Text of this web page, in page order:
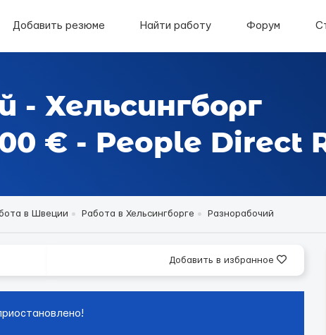
Добавить резюме Найти работу Форум
- Хельсингборг
€ - People Direct
в Швеции Работа в Хельсингборге Разнорабочий
Добавить в избранное